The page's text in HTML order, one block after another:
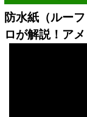
防水紙（ルー
ロが解説！アメ